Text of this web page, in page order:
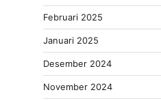
Februari 2025
Januari 2025
Desember 2024
November 2024